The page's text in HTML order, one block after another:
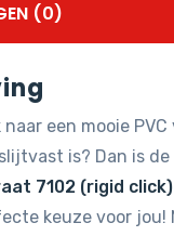
(0)
een mooie
is? Dan is de
7102 (rigid
keuze voor jou!